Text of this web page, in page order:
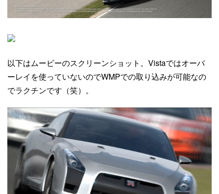
以下はムービーのスクリーンショット。Vistaではオーバ
ーレイを使っていないのでWMPでの取り込みが可能なの
でラクチンです（笑）。